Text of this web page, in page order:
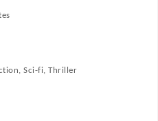
Sci-fi, Thriller